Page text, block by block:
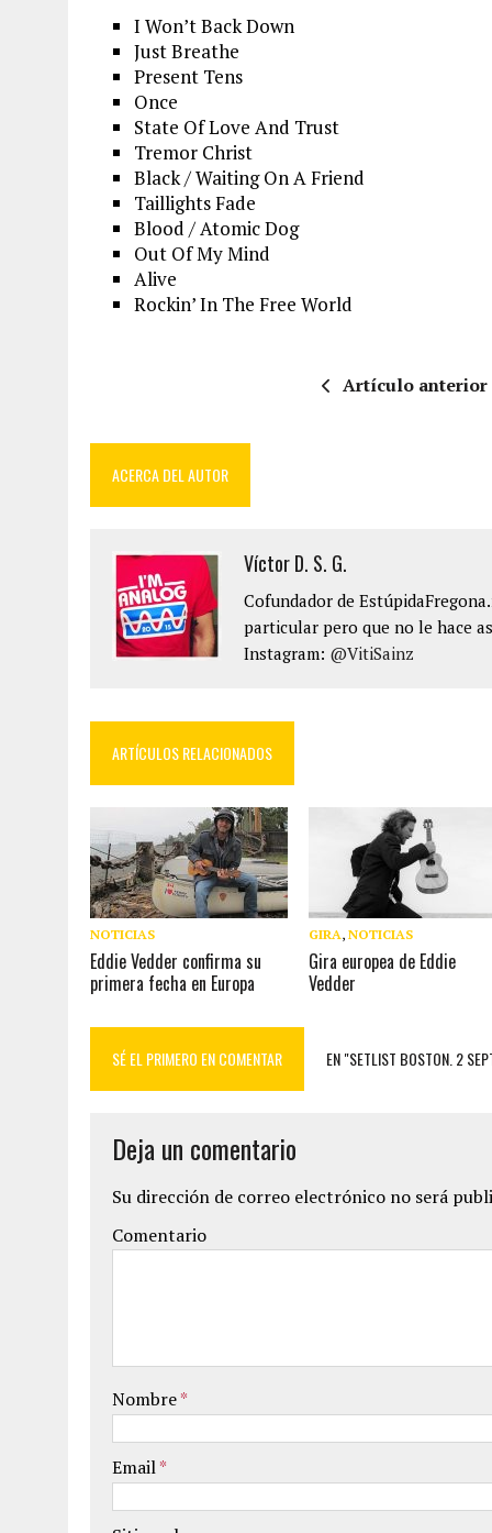
I Won’t Back Down
Just Breathe
Present Tens
Once
State Of Love And Trust
Tremor Christ
Black / Waiting On A Friend
Taillights Fade
Blood / Atomic Dog
Out Of My Mind
Alive
Rockin’ In The Free World
Artículo anterior
ACERCA DEL AUTOR
Víctor D. S. G.
Cofundador de
particular pero que no le hace
Instagram: @VitiSainz
ARTÍCULOS RELACIONADOS
NOTICIAS
Eddie Vedder confirma su
primera fecha en Europa
GIRA,NOTICIAS
Gira europea de Eddie
Vedder
SÉ EL PRIMERO EN COMENTAR EN "SETLIST BOSTON. 2
Deja un comentario
Su dirección de correo electrónico no será
Comentario
Nombre*
Email*